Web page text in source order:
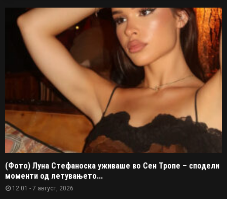
(Фото) Луна Стефаноска уживаше во Сен Тропе – сподели
моменти од летувањето...
12:01 - 7 август, 2026